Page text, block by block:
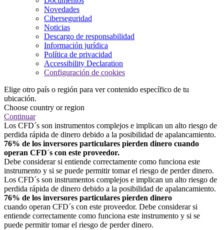
Novedades
Ciberseguridad
Noticias
Descargo de responsabilidad
Información jurídica
Política de privacidad
Accessibility Declaration
Configuración de cookies
Elige otro país o región para ver contenido específico de tu
ubicación.
Choose country or region
Continuar
Los CFD´s son instrumentos complejos e implican un alto riesgo de
perdida rápida de dinero debido a la posibilidad de apalancamiento.
76% de los inversores particulares pierden dinero cuando
operan CFD´s con este proveedor.
Debe considerar si entiende correctamente como funciona este
instrumento y si se puede permitir tomar el riesgo de perder dinero.
Los CFD´s son instrumentos complejos e implican un alto riesgo de
perdida rápida de dinero debido a la posibilidad de apalancamiento.
76% de los inversores particulares pierden dinero
cuando operan CFD´s con este proveedor. Debe considerar si
entiende correctamente como funciona este instrumento y si se
puede permitir tomar el riesgo de perder dinero.